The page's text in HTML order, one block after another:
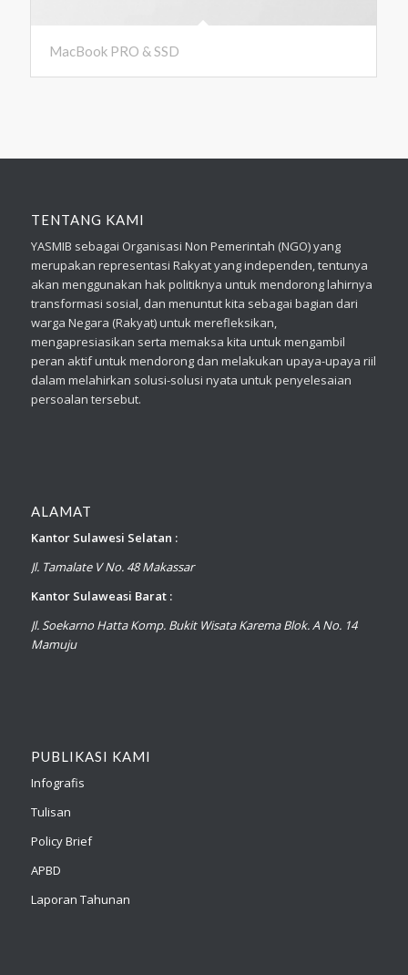
MacBook PRO & SSD
TENTANG KAMI
YASMIB sebagai Organisasi Non Pemerintah (NGO) yang
merupakan representasi Rakyat yang independen, tentunya
akan menggunakan hak politiknya untuk mendorong lahirnya
transformasi sosial, dan menuntut kita sebagai bagian dari
warga Negara (Rakyat) untuk merefleksikan,
mengapresiasikan serta memaksa kita untuk mengambil
peran aktif untuk mendorong dan melakukan upaya-upaya riil
dalam melahirkan solusi-solusi nyata untuk penyelesaian
persoalan tersebut.
ALAMAT
Kantor Sulawesi Selatan :
Jl. Tamalate V No. 48 Makassar
Kantor Sulaweasi Barat :
Jl. Soekarno Hatta Komp. Bukit Wisata Karema Blok. A No. 14
Mamuju
PUBLIKASI KAMI
Infografis
Tulisan
Policy Brief
APBD
Laporan Tahunan